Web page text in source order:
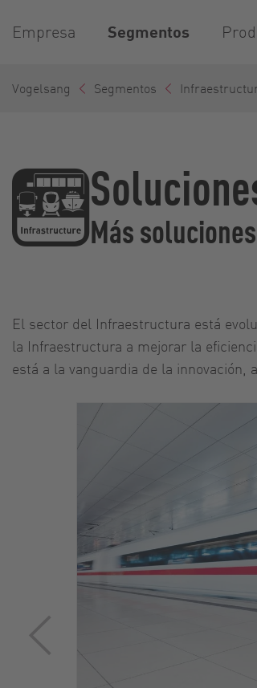
Empresa Segmentos
Vogelsang Segmentos
Más
El sector del Infraestructura está
la Infraestructura a mejorar la
está a la vanguardia de la innovación,